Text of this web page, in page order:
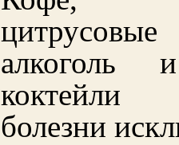
алкоголь
болезни